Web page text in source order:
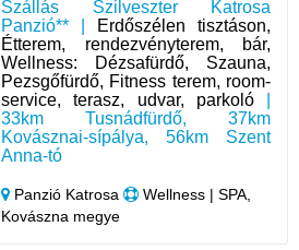
Szállás Szilveszter Katrosa
Panzió** |
Erdőszélen tisztáson,
Étterem, rendezvényterem, bár,
Wellness: Dézsafürdő, Szauna,
Pezsgőfürdő, Fitness terem, room-
service, terasz, udvar, parkoló|
33km Tusnádfürdő, 37km
Kovásznai-sípálya, 56km Szent
Anna-tó
Panzió Katrosa
Wellness | SPA,
Kovászna megye